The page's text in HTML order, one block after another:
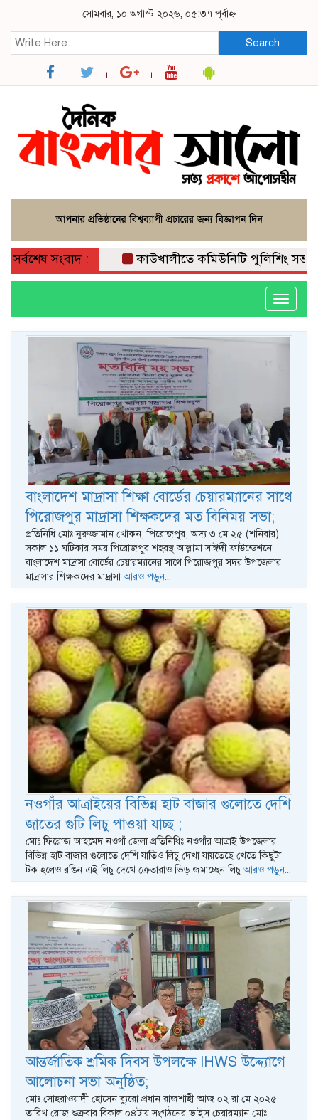
সোমবার, ১০ অগাস্ট ২০২৬, ০৫:৩৭ পূর্বাহ্ন
Search
সর্বশেষ সংবাদ : কাউখালীতে কমিউনিটি পুলিশিং সভা;
Toggle
বাংলাদেশ মাদ্রাসা শিক্ষা বোর্ডের চেয়ারম্যানের সাথে
পিরোজপুর মাদ্রাসা শিক্ষকদের মত বিনিময় সভা;
প্রতিনিধি মোঃ নুরুজ্জামান খোকন; পিরোজপুর; অদ্য ৩ মে ২৫ (শনিবার)
সকাল ১১ ঘটিকার সময় পিরোজপুর শহরস্থ আল্লামা সাঈদী ফাউন্ডেশনে
বাংলাদেশ মাদ্রাসা বোর্ডের চেয়ারম্যানের সাথে পিরোজপুর সদর উপজেলার
মাদ্রাসার শিক্ষকদের মাদ্রাসাআরও পড়ুন...
নওগাঁর আত্রাইয়ের বিভিন্ন হাট বাজার গুলোতে দেশি
জাতের গুটি লিচু পাওয়া যাচ্ছ ;
মোঃ ফিরোজ আহমেদ নওগাঁ জেলা প্রতিনিধিঃ নওগাঁর আত্রাই উপজেলার
বিভিন্ন হাট বাজার গুলোতে দেশি যাতিও লিচু দেখা যায়তেছে খেতে কিছুটা
টক হলেও রঙিন এই লিচু দেখে ক্রেতারাও ভিড় জমাচ্ছেন লিচুআরও পড়ুন...
আন্তর্জাতিক শ্রমিক দিবস উপলক্ষে IHWS উদ্দ্যোগে
আলোচনা সভা অনুষ্ঠিত;
মোঃ সোহরাওয়ার্দী হোসেন ব্যুরো প্রধান রাজশাহী আজ ০২ রা মে ২০২৫
তারিখ রোজ শুক্রবার বিকাল ০৪টায় সংগঠনের ভাইস চেয়ারম্যান মোঃ